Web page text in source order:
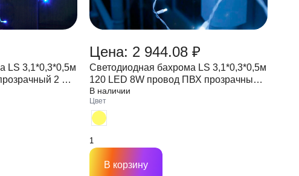
LS 3,1*0,3*0,5м
2 мм.
Цена: 2 944.08 ₽
Светодиодная бахрома LS 3,1*0,3*0,5м
120 LED 8W провод ПВХ прозрачный
2,3 мм. IP65 (стыкуется)
В наличии
Цвет
В корзину